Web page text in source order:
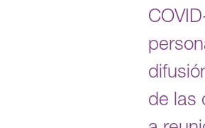
de las